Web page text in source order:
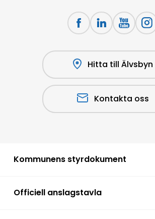
Hitta till Älvsbyn
Kontakta oss
Kommunens styrdokument
Officiell anslagstavla